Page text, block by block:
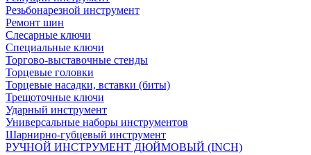
Резьбонарезной инструмент
Ремонт шин
Слесарные ключи
Специальные ключи
Торгово-выставочные стенды
Торцевые головки
Торцевые насадки, вставки (биты)
Трещоточные ключи
Ударный инструмент
Универсальные наборы инструментов
Шарнирно-губцевый инструмент
РУЧНОЙ ИНСТРУМЕНТ ДЮЙМОВЫЙ (INCH)